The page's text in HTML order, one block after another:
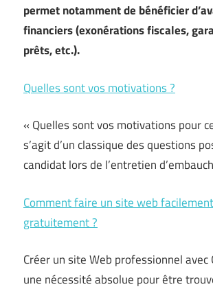
permet notamment de bénéficier
financiers (exonérations fiscales,
prêts, etc.).
Quelles sont vos motivations ?
« Quelles sont vos motivations pour
s’agit d’un classique des questions
candidat lors de l’entretien
Comment faire un site web
gratuitement ?
Créer un site Web professionnel avec
une nécessité absolue pour être